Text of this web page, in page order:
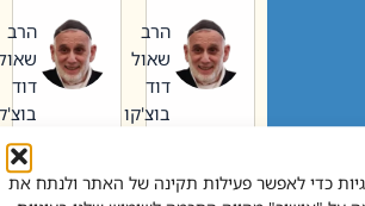
כדי לאפשר פעילות תקינה של האתר ולנתח את
הגדול לעם הרב
שאול
דוד
בוצ'קו
לשמוע קול תורה – מדרש
אליהו: בין
קנאות
הורסת
לקנאות
בונה
הרב
שאול
דוד
בוצ'קו
לשמוע קול